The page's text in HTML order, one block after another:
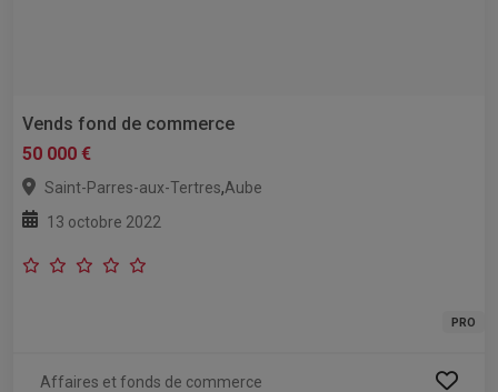
Vends fond de commerce
50 000 €
Saint-Parres-aux-Tertres,Aube
13 octobre 2022
PRO
Affaires et fonds de commerce